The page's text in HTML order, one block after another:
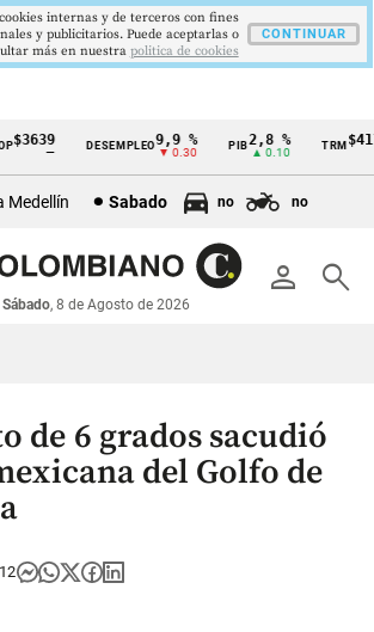
$3639 DESEMPLEO 9,9 %
▼ 0.30
PIB2,8 %
▲ 0.10
TRM
Medellín Sabado no no
person search
Sábado, 8 de Agosto de 2026
de 6 grados sacudió
del Golfo de
internas y de terceros con fines
y publicitarios. Puede aceptarlas o
más en nuestra politica de cookies
CONTINUAR